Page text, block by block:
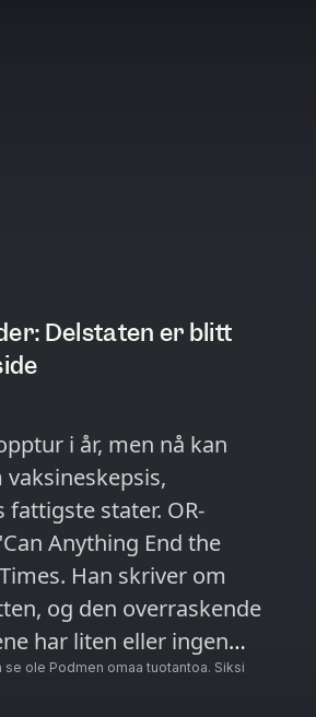
Delstaten er blitt
i år, men nå kan
stater. OR-
Anything End the
Han skriver om
og den overraskende
har liten eller ingen
03/16/opinion/voting-
ole Podmen omaa tuotantoa. Siksi